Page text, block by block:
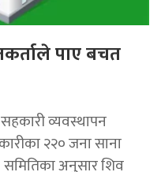
पाए बचत
व्यवस्थापन
२२० जना साना
अनुसार शिव